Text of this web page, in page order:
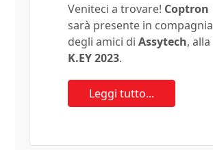
Veniteci a trovare! Coptron
sarà presente in compagnia
degli amici di Assytech, alla
K.EY 2023.
Leggi tutto...